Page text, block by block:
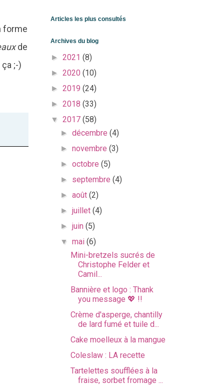
forme
de
;-)
Articles les plus consultés
Archives du blog
► 2021 (8)
► 2020 (10)
► 2019 (24)
► 2018 (33)
▼ 2017 (58)
►décembre(4)
►novembre(3)
►octobre(5)
► septembre(4)
►août(2)
►juillet(4)
►juin(5)
▼mai(6)
Mini-bretzels sucrés de
Christophe Felder et
Camil...
Bannière et logo : Thank
you message 💖 !!
Crème d'asperge, chantilly
de lard fumé et tuile d...
Cake moelleux à la mangue
Coleslaw : LA recette
Tartelettes soufflées à la
fraise, sorbet fromage ...